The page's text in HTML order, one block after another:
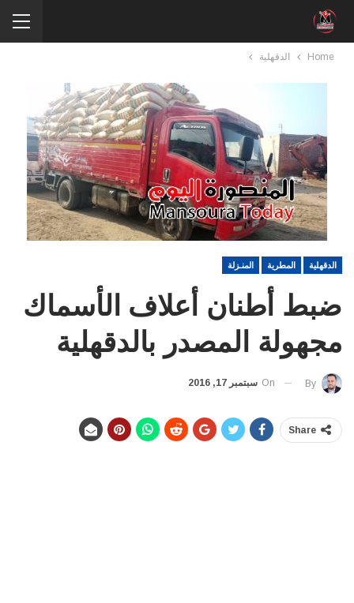
Home الدقهلية
الدقهلية المطرية المنـزلة
ضبط أطنان أعلاف الأسماك
مجهولة المصدر بالدقهلية
By
On سبتمبر 17, 2016
Share